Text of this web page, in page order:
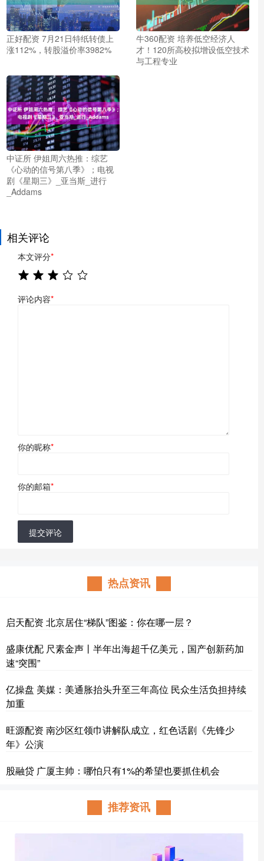
正好配资 7月21日特纸转债上
涨112%，转股溢价率3982%
牛360配资 培养低空经济人
才！120所高校拟增设低空技术
与工程专业
中证所 伊姐周六热推：综艺
《心动的信号第八季》；电视
剧《星期三》_亚当斯_进行
_Addams
相关评论
本文评分*
评论内容*
你的昵称*
你的邮箱*
提交评论
热点资讯
启天配资 北京居住“梯队”图鉴：你在哪一层？
盛康优配 尺素金声丨半年出海超千亿美元，国产创新药加
速“突围”
亿操盘 美媒：美通胀抬头升至三年高位 民众生活负担持续
加重
旺源配资 南沙区红领巾讲解队成立，红色话剧《先锋少
年》公演
股融贷 广厦主帅：哪怕只有1%的希望也要抓住机会
推荐资讯